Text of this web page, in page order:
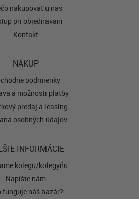
nakupovať u nás
pri objednávaní
Kontakt
NÁKUP
podmienky
a možnosti platby
predaj a leasing
osobných údajov
INFORMÁCIE
kolegu/kolegyňu
Napíšte nám
funguje náš bazár?